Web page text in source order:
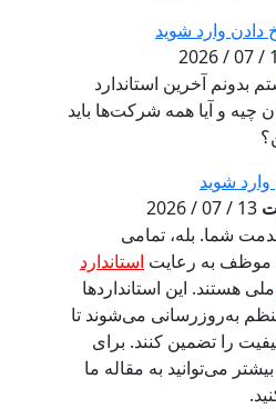
دادن وارد شوید
بدونم آخرین استاندارد
چیه و آیا همه شرکت‌ها باید
شوید
13 / 07 / 2026
شما. بله، تمامی
به رعایت استاندارد
ملی هستند. این استانداردها
به‌روزرسانی می‌شوند تا
را تضمین کنند. برای
می‌توانید به مقاله ما